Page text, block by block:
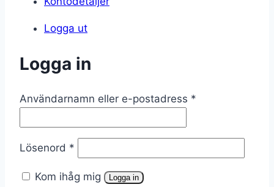
Logga ut
Logga in
Användarnamn eller e-postadress *
Lösenord *
Kom ihåg mig Logga in